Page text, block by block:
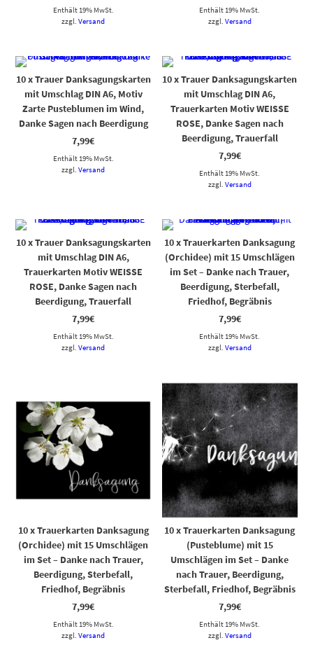
Enthält 19% MwSt.
zzgl.Versand
Enthält 19% MwSt.
zzgl. Versand
10 x Trauer Danksagungskarten
mit Umschlag DIN A6, Motiv
Zarte Pusteblumen im Wind,
Danke Sagen nach Beerdigung
7,99€
Enthält 19% MwSt.
zzgl.Versand
10 x Trauer Danksagungskarten
mit Umschlag DIN A6,
Trauerkarten Motiv WEISSE
ROSE, Danke Sagen nach
Beerdigung, Trauerfall
7,99€
Enthält 19% MwSt.
zzgl. Versand
10 x Trauer Danksagungskarten
mit Umschlag DIN A6,
Trauerkarten Motiv WEISSE
ROSE, Danke Sagen nach
Beerdigung, Trauerfall
7,99€
Enthält 19% MwSt.
zzgl.Versand
10 x Trauerkarten Danksagung
(Orchidee) mit 15 Umschlägen
im Set – Danke nach Trauer,
Beerdigung, Sterbefall,
Friedhof, Begräbnis
7,99€
Enthält 19% MwSt.
zzgl. Versand
10 x Trauerkarten Danksagung
(Orchidee) mit 15 Umschlägen
im Set – Danke nach Trauer,
Beerdigung, Sterbefall,
Friedhof, Begräbnis
7,99€
Enthält 19% MwSt.
zzgl.Versand
10 x Trauerkarten Danksagung
(Pusteblume) mit 15
Umschlägen im Set – Danke
nach Trauer, Beerdigung,
Sterbefall, Friedhof, Begräbnis
7,99€
Enthält 19% MwSt.
zzgl. Versand